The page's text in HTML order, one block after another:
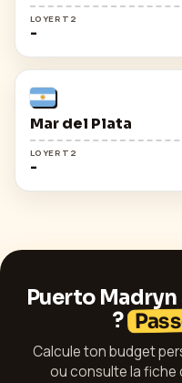
LOYER T2
-
Mar del Plata
LOYER T2
-
Puerto Madryn
?
Calcule ton budget
ou consulte la fiche